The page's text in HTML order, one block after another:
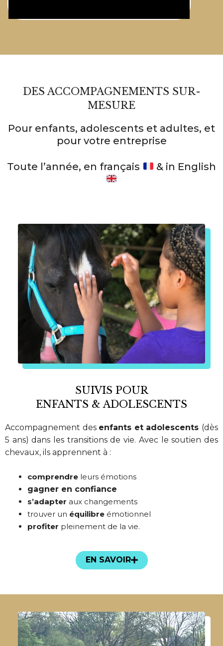
DES ACCOMPAGNEMENTS SUR-
MESURE
Pour enfants, adolescents et adultes, et
pour votre entreprise
Toute l’année, en français & in English
SUIVIS POUR
ENFANTS & ADOLESCENTS
Accompagnement des enfants et adolescents (dès
5 ans) dans les transitions de vie. Avec le soutien des
chevaux, ils apprennent à :
comprendre leurs émotions
gagner en confiance
s’adapter aux changements
trouver un équilibre émotionnel
profiter pleinement de la vie.
EN SAVOIR